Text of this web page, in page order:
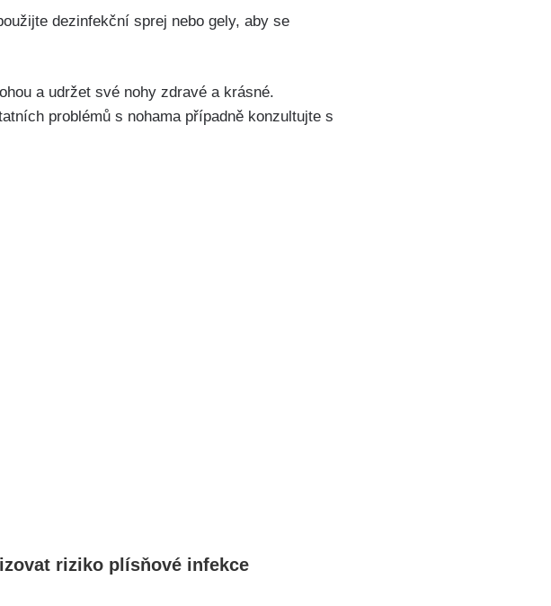
dezinfekční sprej nebo gely, aby se
a‌ udržet své nohy zdravé a⁢ krásné.
problémů s nohama případně konzultujte s
riziko‌ plísňové ‌infekce